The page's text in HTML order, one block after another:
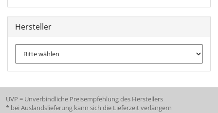
Hersteller
UVP = Unverbindliche Preisempfehlung des Herstellers
* bei Auslandslieferung kann sich die Lieferzeit verlängern